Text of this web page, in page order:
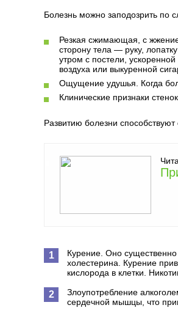
Болезнь можно заподозрить по
Резкая сжимающая, с
сторону тела — руку,
утром с постели,
воздуха или выкуренной
Ощущение удушья. Когда
Клинические признаки
Развитию болезни
Курение. Оно
холестерина. Курение
кислорода в клетки.
Злоупотребление
сердечной мышцы, что